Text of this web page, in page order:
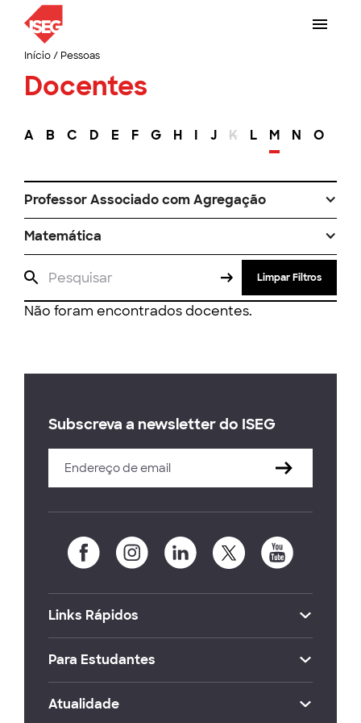
Início/ Pessoas
Docentes
A B C D E F G H I J K L M N O
Professor Associado com Agregação
Matemática
Limpar Filtros
Não foram encontrados docentes.
Subscreva a newsletter do ISEG
Links Rápidos
Para Estudantes
Atualidade